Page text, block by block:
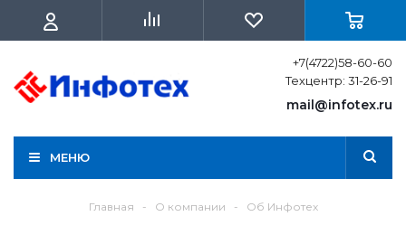
+7(4722)58-60-60
Техцентр: 31-26-91
mail@infotex.ru
МЕНЮ
Главная - О компании - Об Инфотех